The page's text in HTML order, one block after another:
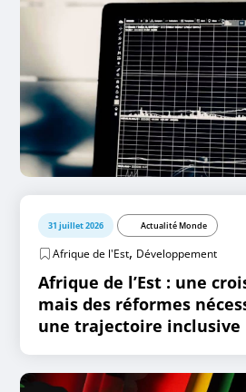
31 juillet 2026 Actualité Monde
Afrique de l'Est, Développement
Afrique de l’Est : une
mais des réformes
une trajectoire inclusive